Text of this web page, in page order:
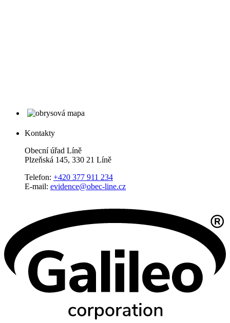
Kontakty
Obecní úřad Líně
Plzeňská 145, 330 21 Líně
Telefon: +420 377 911 234
E-mail: evidence@obec-line.cz